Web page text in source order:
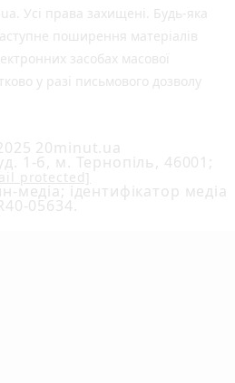
Усі права захищені. Будь-яка
поширення матеріалів
засобах масової
у разі письмового дозволу
20minut.ua
1-б, м. Тернопіль, 46001;
protected]
медіа; ідентифікатор медіа
05634.